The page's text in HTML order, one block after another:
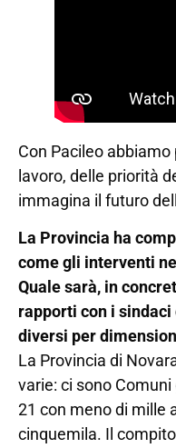
Con Pacileo
lavoro, delle priorità
immagina il futuro
La Provincia ha
come gli interventi
Quale sarà, in
rapporti con i
diversi per
La Provincia di
varie: ci sono
21 con meno di mille
cinquemila. Il